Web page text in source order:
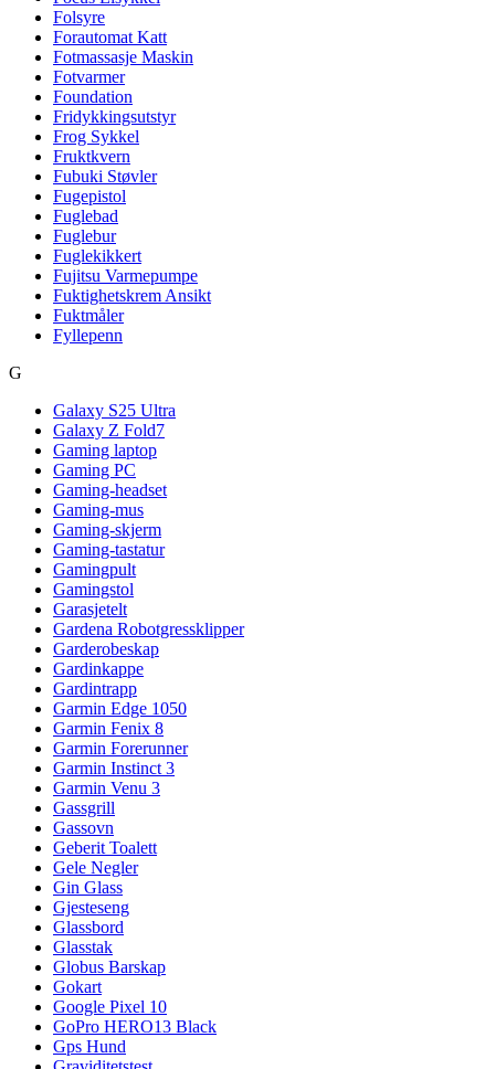
Folsyre
Forautomat Katt
Fotmassasje Maskin
Fotvarmer
Foundation
Fridykkingsutstyr
Frog Sykkel
Fruktkvern
Fubuki Støvler
Fugepistol
Fuglebad
Fuglebur
Fuglekikkert
Fujitsu Varmepumpe
Fuktighetskrem Ansikt
Fuktmåler
Fyllepenn
G
Galaxy S25 Ultra
Galaxy Z Fold7
Gaming laptop
Gaming PC
Gaming-headset
Gaming-mus
Gaming-skjerm
Gaming-tastatur
Gamingpult
Gamingstol
Garasjetelt
Gardena Robotgressklipper
Garderobeskap
Gardinkappe
Gardintrapp
Garmin Edge 1050
Garmin Fenix 8
Garmin Forerunner
Garmin Instinct 3
Garmin Venu 3
Gassgrill
Gassovn
Geberit Toalett
Gele Negler
Gin Glass
Gjesteseng
Glassbord
Glasstak
Globus Barskap
Gokart
Google Pixel 10
GoPro HERO13 Black
Gps Hund